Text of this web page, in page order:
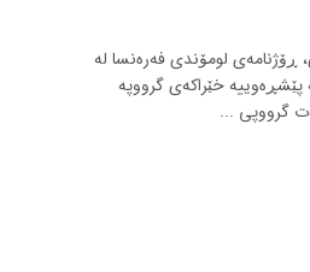
ڕۆژنامەی لومۆندی فەرەنسا لە
پێشڕەوییە خێراکەی گرووپە
گرووپی ...